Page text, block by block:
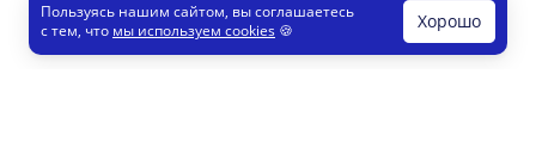
Пользуясь нашим сайтом, вы соглашаетесь
с тем, что мы используем cookies 🍪 Хорошо